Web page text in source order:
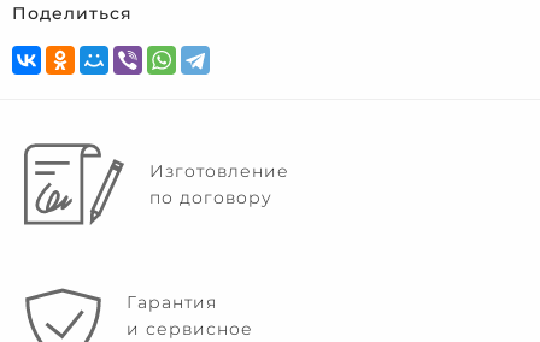
Поделиться
Изготовление
по договору
Гарантия
и сервисное